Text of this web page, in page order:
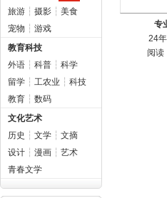
旅游 ┆ 摄影 ┆ 美食
宠物 ┆ 游戏
教育科技
外语 ┆ 科普 ┆ 科学
留学 ┆ 工农业 ┆ 科技
教育 ┆ 数码
文化艺术
历史 ┆ 文学 ┆ 文摘
设计 ┆ 漫画 ┆ 艺术
青春文学
专
24
阅读